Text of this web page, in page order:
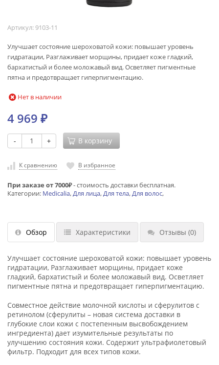
Артикул: 9103-11
​Улучшает состояние шероховатой кожи: повышает уровень
гидратации, Разглаживает морщины, придает коже гладкий,
бархатистый и более моложавый вид. Осветляет пигментные
пятна и предотвращает гиперпигментацию.
Нет в наличии
4 969 ₽
- + В корзину
К сравнению В избранное
При заказе от 7000₽- стоимость доставки бесплатная.
Категории: Medicalia,Для лица,Для тела,Для волос,
Обзор Характеристики Отзывы (0)
Улучшает состояние шероховатой кожи: повышает уровень
гидратации, Разглаживает морщины, придает коже
гладкий, бархатистый и более моложавый вид. Осветляет
пигментные пятна и предотвращает гиперпигментацию.
Совместное действие молочной кислоты и сферулитов с
ретинолом (сферулиты – новая система доставки в
глубокие слои кожи с постепенным высвобождением
ингредиента) дает изумительные результаты по
улучшению состояния кожи. Содержит ультрафиолетовый
фильтр. Подходит для всех типов кожи.